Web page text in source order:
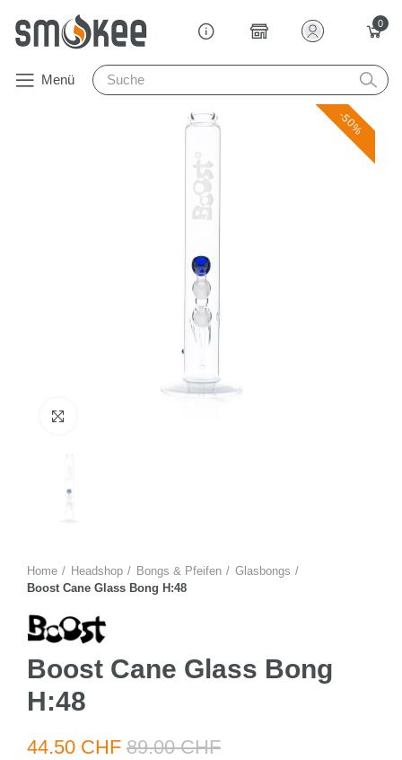
0
Menü
-50%
Home Headshop Bongs & Pfeifen
Glasbongs
Boost Cane Glass Bong H:48
Boost Cane Glass Bong
H:48
44.50 CHF 89.00 CHF